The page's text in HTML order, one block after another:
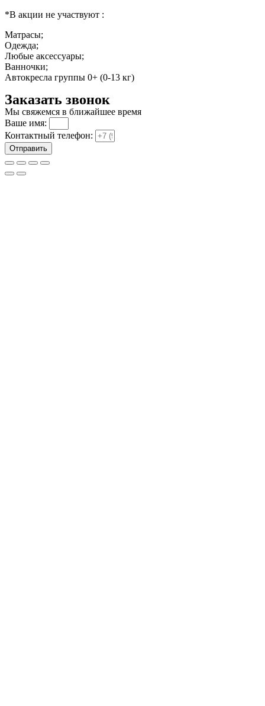
*В акции не участвуют :
Матрасы;
Одежда;
Любые аксессуары;
Ванночки;
Автокресла группы 0+ (0-13 кг)
Заказать звонок
Мы свяжемся в ближайшее время
Ваше имя:
Контактный телефон:
Отправить